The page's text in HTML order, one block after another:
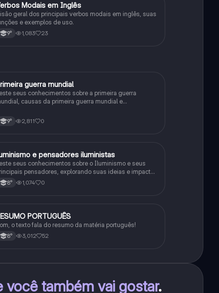
Inglês Modais em Inglês
geral dos principais verbos modais em inglês, suas
e exemplos de uso.
9° 1,083 23
História guerra mundial
seus conhecimentos sobre a primeira guerra
causas da primeira guerra mundial e
primeira guerra mundial
9° 2,811 0
História e pensadores iluministas
seus conhecimentos sobre o Iluminismo e seus
pensadores, explorando suas ideias e impacto
histórico.
8° 1,074 0
Português PORTUGUÊS
o texto fala do resumo da matéria português!
8° 3,012 52
você também vai gostar.